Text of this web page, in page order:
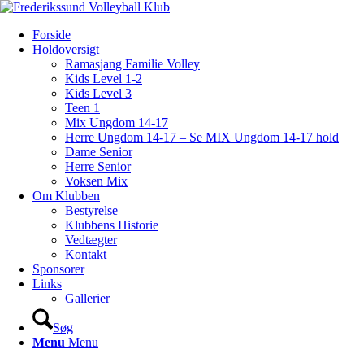
Forside
Holdoversigt
Ramasjang Familie Volley
Kids Level 1-2
Kids Level 3
Teen 1
Mix Ungdom 14-17
Herre Ungdom 14-17 – Se MIX Ungdom 14-17 hold
Dame Senior
Herre Senior
Voksen Mix
Om Klubben
Bestyrelse
Klubbens Historie
Vedtægter
Kontakt
Sponsorer
Links
Gallerier
Søg
Menu Menu